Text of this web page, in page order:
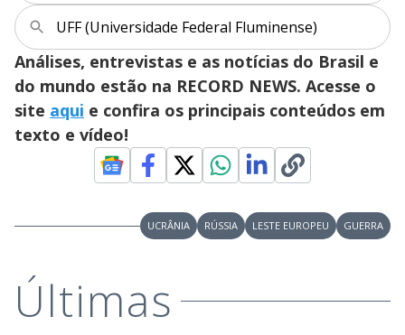
UFF (Universidade Federal Fluminense)
Análises, entrevistas e as notícias do Brasil e
do mundo estão na RECORD NEWS. Acesse o
site aqui e confira os principais conteúdos em
texto e vídeo!
UCRÂNIA RÚSSIA LESTE EUROPEU GUERRA
Últimas